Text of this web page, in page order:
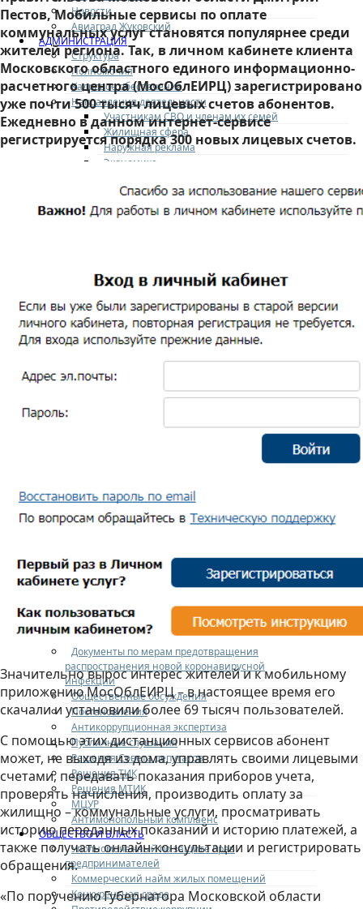
Новости
Авиаград Жуковский
АДМИНИСТРАЦИЯ
Структура
Полномочия
Кадровое обеспечение
Направления деятельности
Участникам СВО и членам их семей
Жилищная сфера
Наружная реклама
Экономика
Образование
ЖКХ и благоустройство
Транспортное обслуживание
Технологические схемы
Потребительский рынок
Физическая культура и спорт
Культура
Молодежная политика
Комиссия по делам несовершеннолетних и
защите их прав
Оценка регулирующего воздействия
Дорожная деятельность
Структура
Депутаты
О Совете депутатов
Кадровое обеспечение
Приемная
Интернет-приемная
Регламент
Охрана труда
ДОКУМЕНТЫ
Документы по мерам предотвращения
распространения новой коронавирусной
инфекции
Общественные обсуждения
Постановления
Антикоррупционная экспертиза
Публичные слушания
Решения Совета депутатов
Решения ТИК
Решения МТИК
МЦУР
Антимонопольный комплаенс
ОБЩЕСТВО И ВЛАСТЬ
Уполномоченный по защите прав
предпринимателей
Коммерческий найм жилых помещений
Конкурентная среда
Пестов, Мобильные сервисы по оплате
коммунальных услуг становятся популярнее среди
жителей региона. Так, в личном кабинете клиента
Московского областного единого информационно-
расчетного центра (МосОблЕИРЦ) зарегистрировано
уже почти 500 тысяч лицевых счетов абонентов.
Ежедневно в данном интернет-сервисе
регистрируется порядка 300 новых лицевых счетов.
Значительно вырос интерес жителей и к мобильному
приложению МосОблЕИРЦ – в настоящее время его
скачали и установили более 69 тысяч пользователей.
С помощью этих дистанционных сервисов абонент
может, не выходя из дома, управлять своими лицевыми
счетами, передавать показания приборов учета,
проверять начисления, производить оплату за
жилищно – коммунальные услуги, просматривать
историю переданных показаний и историю платежей, а
также получать онлайн-консультации и регистрировать
обращения.
«По поручению Губернатора Московской области